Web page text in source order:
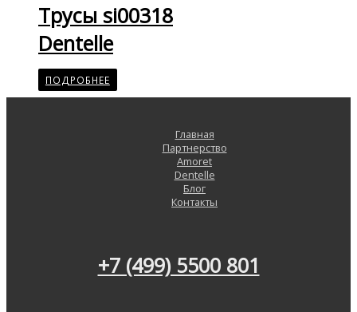
Трусы si00318
Dentelle
ПОДРОБНЕЕ
Главная
Партнерство
Amoret
Dentelle
Блог
Контакты
+7 (499) 5500 801